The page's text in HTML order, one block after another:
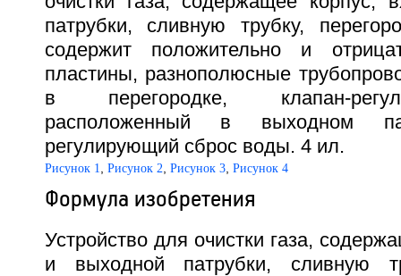
патрубки, сливную трубку,
содержит положительно и
пластины, разнополюсные
в перегородке, клапан-
расположенный в выходном
регулирующий сброс воды. 4 ил.
Рисунок 1 Рисунок 2 Рисунок 3, Рисунок 4
Формула изобретения
Устройство для очистки газа,
и выходной патрубки, сливную